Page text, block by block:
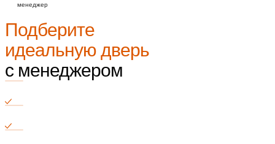
менеджер
Подберите
идеальную дверь
с менеджером